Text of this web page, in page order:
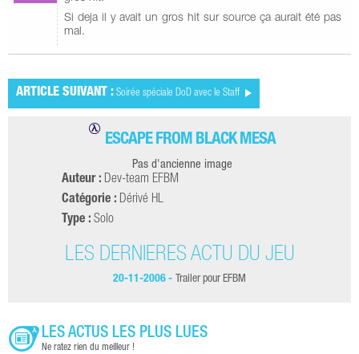
Si deja il y avait un gros hit sur source ça aurait été pas
mal.
ARTICLE SUIVANT : Soirée spéciale DoD avec le Staff
ESCAPE FROM BLACK MESA
Pas d'ancienne image
Auteur : Dev-team EFBM
Catégorie : Dérivé HL
Type : Solo
LES DERNIÈRES ACTU DU JEU
20-11-2006 - Trailer pour EFBM
LES ACTUS LES PLUS LUES
Ne ratez rien du meilleur !